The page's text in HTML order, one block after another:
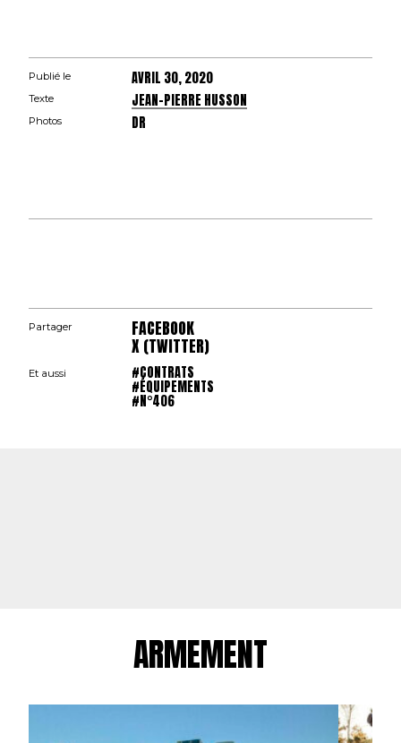
Publié le AVRIL 30, 2020
Texte JEAN-PIERRE HUSSON
Photos DR
Partager FACEBOOK
X (TWITTER)
Et aussi #CONTRATS
#ÉQUIPEMENTS
#N°406
ARMEMENT